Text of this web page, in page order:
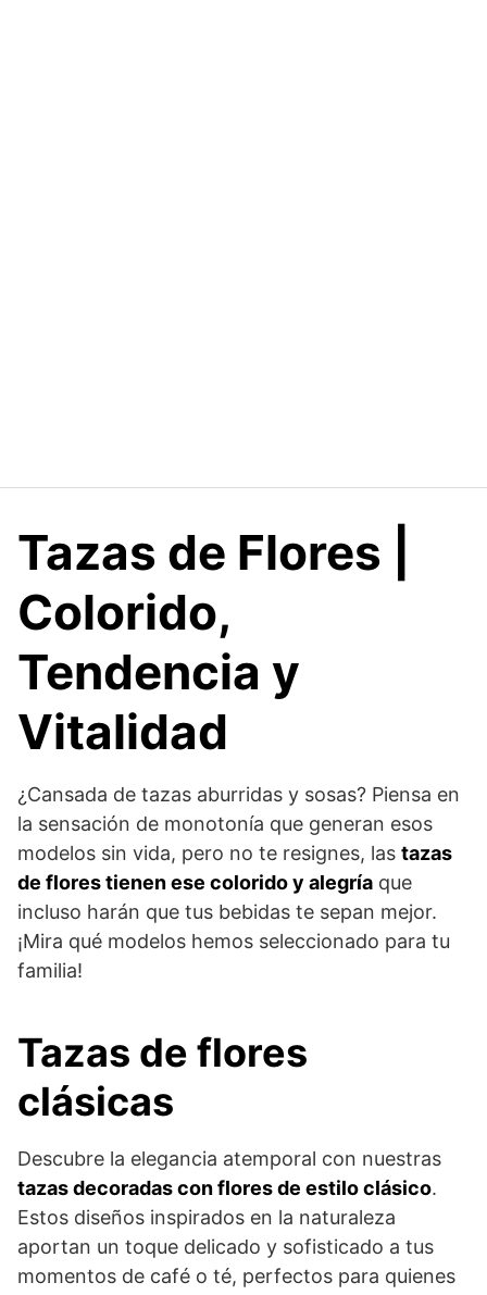
Tazas de Flores |
Colorido,
Tendencia y
Vitalidad
¿Cansada de tazas aburridas y sosas? Piensa en
la sensación de monotonía que generan esos
modelos sin vida, pero no te resignes, las tazas
de flores tienen ese colorido y alegría que
incluso harán que tus bebidas te sepan mejor.
¡Mira qué modelos hemos seleccionado para tu
familia!
Tazas de flores
clásicas
Descubre la elegancia atemporal con nuestras
tazas decoradas con flores de estilo clásico.
Estos diseños inspirados en la naturaleza
aportan un toque delicado y sofisticado a tus
momentos de café o té, perfectos para quienes